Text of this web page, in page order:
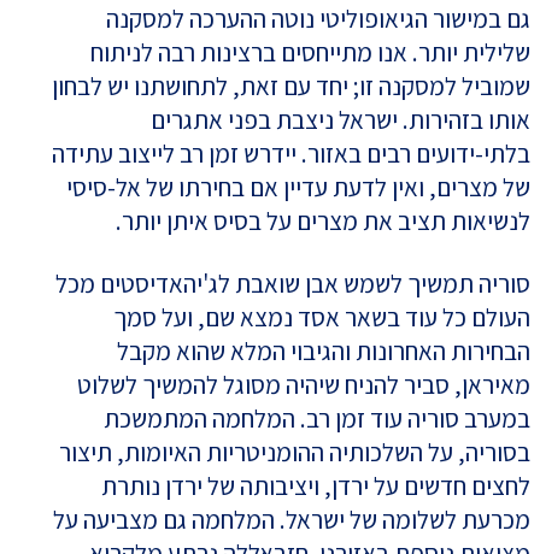
גם במישור הגיאופוליטי נוטה ההערכה למסקנה
שלילית יותר. אנו מתייחסים ברצינות רבה לניתוח
שמוביל למסקנה זו; יחד עם זאת, לתחושתנו יש לבחון
אותו בזהירות. ישראל ניצבת בפני אתגרים
בלתי-ידועים רבים באזור. יידרש זמן רב לייצוב עתידה
של מצרים, ואין לדעת עדיין אם בחירתו של אל-סיסי
לנשיאות תציב את מצרים על בסיס איתן יותר.
סוריה תמשיך לשמש אבן שואבת לג'יהאדיסטים מכל
העולם כל עוד בשאר אסד נמצא שם, ועל סמך
הבחירות האחרונות והגיבוי המלא שהוא מקבל
מאיראן, סביר להניח שיהיה מסוגל להמשיך לשלוט
במערב סוריה עוד זמן רב. המלחמה המתמשכת
בסוריה, על השלכותיה ההומניטריות האיומות, תיצור
לחצים חדשים על ירדן, ויציבותה של ירדן נותרת
מכרעת לשלומה של ישראל. המלחמה גם מצביעה על